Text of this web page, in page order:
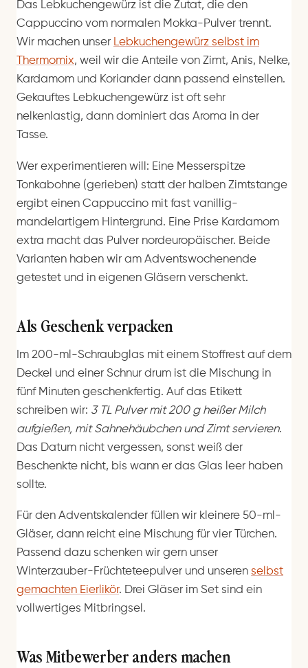
Das Lebkuchengewürz ist die Zutat, die den
Cappuccino vom normalen Mokka-Pulver trennt.
Wir machen unser Lebkuchengewürz selbst im
Thermomix, weil wir die Anteile von Zimt, Anis, Nelke,
Kardamom und Koriander dann passend einstellen.
Gekauftes Lebkuchengewürz ist oft sehr
nelkenlastig, dann dominiert das Aroma in der
Tasse.
Wer experimentieren will: Eine Messerspitze
Tonkabohne (gerieben) statt der halben Zimtstange
ergibt einen Cappuccino mit fast vanillig-
mandelartigem Hintergrund. Eine Prise Kardamom
extra macht das Pulver nordeuropäischer. Beide
Varianten haben wir am Adventswochenende
getestet und in eigenen Gläsern verschenkt.
Als Geschenk verpacken
Im 200-ml-Schraubglas mit einem Stoffrest auf dem
Deckel und einer Schnur drum ist die Mischung in
fünf Minuten geschenkfertig. Auf das Etikett
schreiben wir: 3 TL Pulver mit 200 g heißer Milch
aufgießen, mit Sahnehäubchen und Zimt servieren.
Das Datum nicht vergessen, sonst weiß der
Beschenkte nicht, bis wann er das Glas leer haben
sollte.
Für den Adventskalender füllen wir kleinere 50-ml-
Gläser, dann reicht eine Mischung für vier Türchen.
Passend dazu schenken wir gern unser
Winterzauber-Früchteteepulver und unseren selbst
gemachten Eierlikör. Drei Gläser im Set sind ein
vollwertiges Mitbringsel.
Was Mitbewerber anders machen